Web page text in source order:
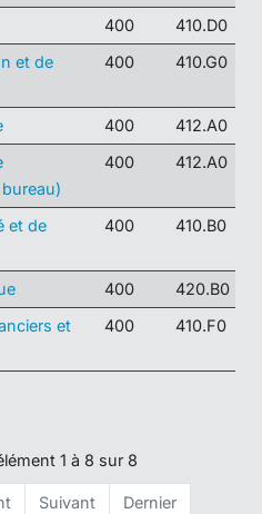
400
410.D0
et de
400 410.G0
400
412.A0
400 412.A0
et de
400 410.B0
400
420.B0
et
400 410.F0
1 à 8 sur 8
Suivant Dernier